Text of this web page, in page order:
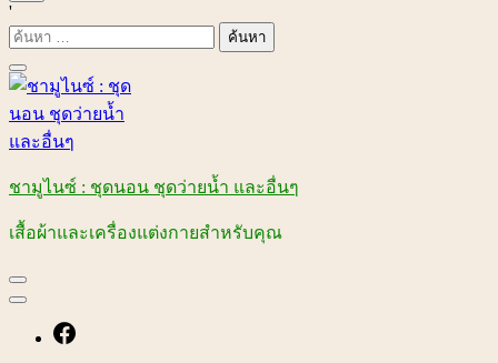
'
ค้นหา
สำหรับ:
ชามูไนซ์ : ชุดนอน ชุดว่ายน้ำ และอื่นๆ
เสื้อผ้าและเครื่องแต่งกายสำหรับคุณ